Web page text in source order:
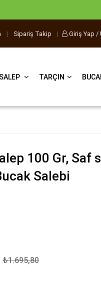
| Sipariş Takip | Giriş Yap /
SALEP TARÇIN
100 Gr, Saf
Salebi
₺1.695,80